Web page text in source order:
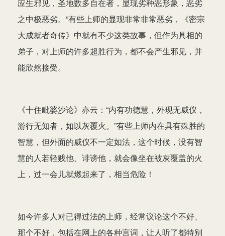
应生邪见，圣地数多自在者，显现劣种恶形象，恶劣
之中极恶劣。”有些上师的显现非常非常恶劣，《密宗
大成就者奇传》中就有不少这类故事，但作为具相的
弟子，对上师的许多超胜行为，都不会产生邪见，并
能欣然接受。
《十住毗婆沙论》亦云：“内有功德慧，外现无威仪，
游行无知者，如以灰覆火。”有些上师内在具有殊胜的
智慧，但外面的威仪不一定如法，这个时候，没有智
慧的人若轻贱他、诽谤他，就会像坐在被灰覆盖的火
上，过一会儿就燃起来了，相当危险！
如今许多人对已得过法的上师，经常议论这个不好、
那个不好，包括在网上的各种言词，让人听了都特别